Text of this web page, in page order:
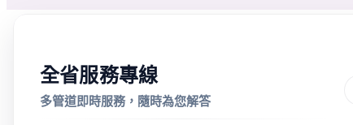
全省服務專線
多管道即時服務，隨時為您解答